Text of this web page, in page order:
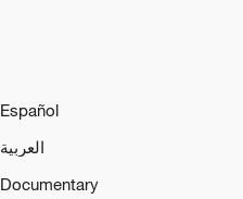
Español
العربية
Documentary